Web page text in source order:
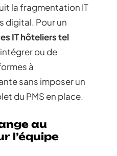
la fragmentation IT
digital. Pour un
IT hôteliers tel
ou de
à
sans imposer un
du PMS en place.
au
l’équipe